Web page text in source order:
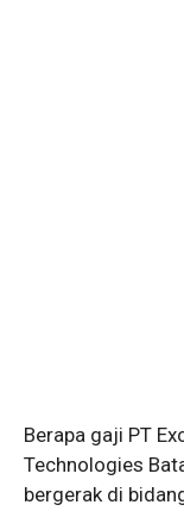
Berapa gaji PT
Technologies
bergerak di